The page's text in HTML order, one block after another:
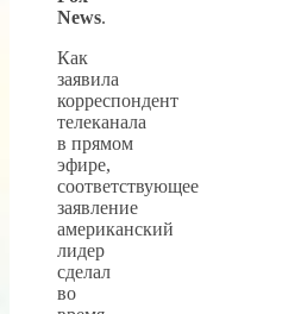
News.
Как
заявила
корреспондент
телеканала
в прямом
эфире,
соответствующее
заявление
американский
лидер
сделал
во